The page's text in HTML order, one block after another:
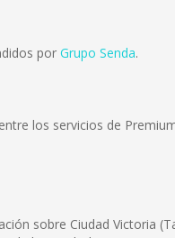
por Grupo Senda.
los servicios de
sobre Ciudad Victoria